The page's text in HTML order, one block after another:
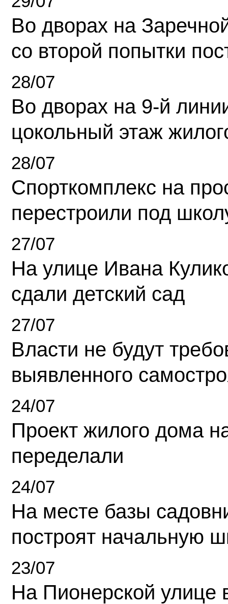
Во дворах на
со второй попытки
28/07
Во дворах на 9-й
цокольный этаж
28/07
Спорткомплекс на
перестроили под
27/07
На улице Ивана
сдали детский сад
27/07
Власти не будут
выявленного
24/07
Проект жилого дома
переделали
24/07
На месте базы
построят начальную
23/07
На Пионерской улице